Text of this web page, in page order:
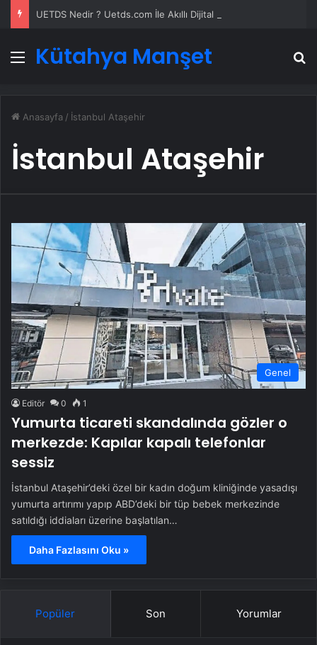
Menü
Kütahya Manşet
Anasayfa / İstanbul Ataşehir
İstanbul Ataşehir
Genel
Editör 0 1
Yumurta ticareti skandalında gözler o
merkezde: Kapılar kapalı telefonlar
sessiz
İstanbul Ataşehir’deki özel bir kadın doğum kliniğinde yasadışı
yumurta artırımı yapıp ABD’deki bir tüp bebek merkezinde
satıldığı iddiaları üzerine başlatılan…
Daha Fazlasını Oku »
Popüler Son Yorumlar